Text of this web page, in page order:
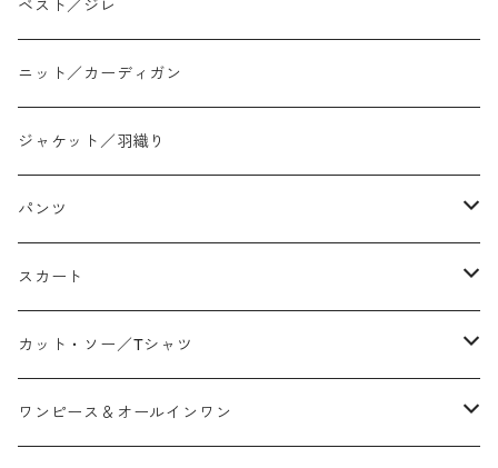
ベスト／ジレ
ニット／カーディガン
ジャケット／羽織り
パンツ
テーパード
ワイド
スリム/スキニー
スカート
ストレート/タイト
フレア
カット・ソー／Tシャツ
Tシャツ
ワンピース＆オールインワン